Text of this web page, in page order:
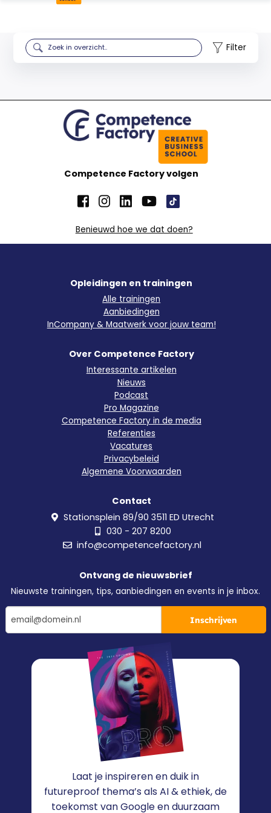
Filter
Competence Factory volgen
Benieuwd hoe we dat doen?
Opleidingen en trainingen
Alle trainingen
Aanbiedingen
InCompany & Maatwerk voor jouw team!
Over Competence Factory
Interessante artikelen
Nieuws
Podcast
Pro Magazine
Competence Factory in de media
Referenties
Vacatures
Privacybeleid
Algemene Voorwaarden
Contact
Stationsplein 89/90 3511 ED Utrecht
030 - 207 8200
info@competencefactory.nl
Ontvang de nieuwsbrief
Nieuwste trainingen, tips, aanbiedingen en events in je inbox.
Inschrijven
Laat je inspireren en duik in
futureproof thema’s als AI & ethiek, de
toekomst van Google en duurzaam